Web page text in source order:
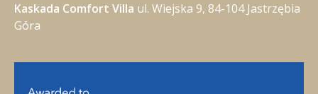
Kaskada Comfort Villa ul. Wiejska 9, 84-104 Jastrzębia
Góra